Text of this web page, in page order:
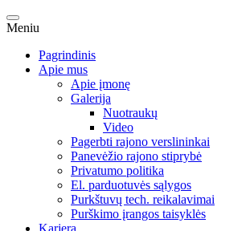
Meniu
Pagrindinis
Apie mus
Apie įmonę
Galerija
Nuotraukų
Video
Pagerbti rajono verslininkai
Panevėžio rajono stiprybė
Privatumo politika
El. parduotuvės sąlygos
Purkštuvų tech. reikalavimai
Purškimo įrangos taisyklės
Karjera